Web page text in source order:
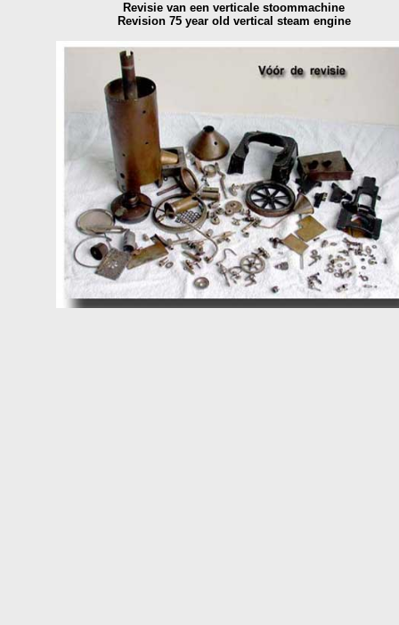
Revisie van een verticale stoommachine
Revision 75 year old vertical steam engine